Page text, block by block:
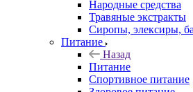
Народные средства
Травяные экстракты
Сиропы, элексиры,
Питание
Назад
Питание
Спортивное питание